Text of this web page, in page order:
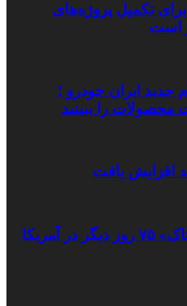
برای تکمیل پروژه‌های
است
جدید ایران خودرو ؛
را ببینید
ترامپ اجازه داد «تیک‌تاک» ۷۵ روز دیگر در آمریکا